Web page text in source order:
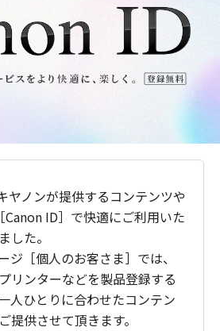
ヤノンが提供するコンテンツや
ID］で快適にご利用いた
した。
ジ［個人のお客さま］では、
リンターなどを製品登録する
人ひとりに合わせたコンテン
提供させて頂きます。